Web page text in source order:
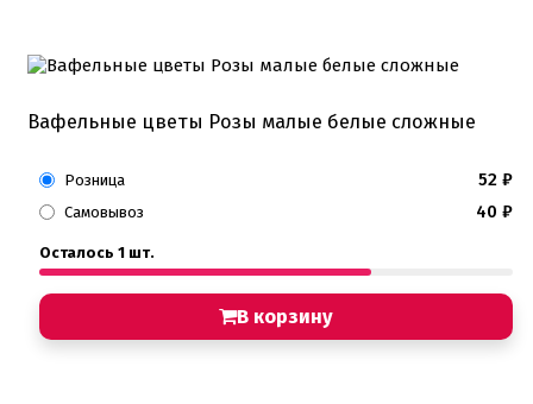
Вафельные цветы Розы малые белые сложные
Розница 52 ₽
Самовывоз 40 ₽
Осталось 1 шт.
В корзину